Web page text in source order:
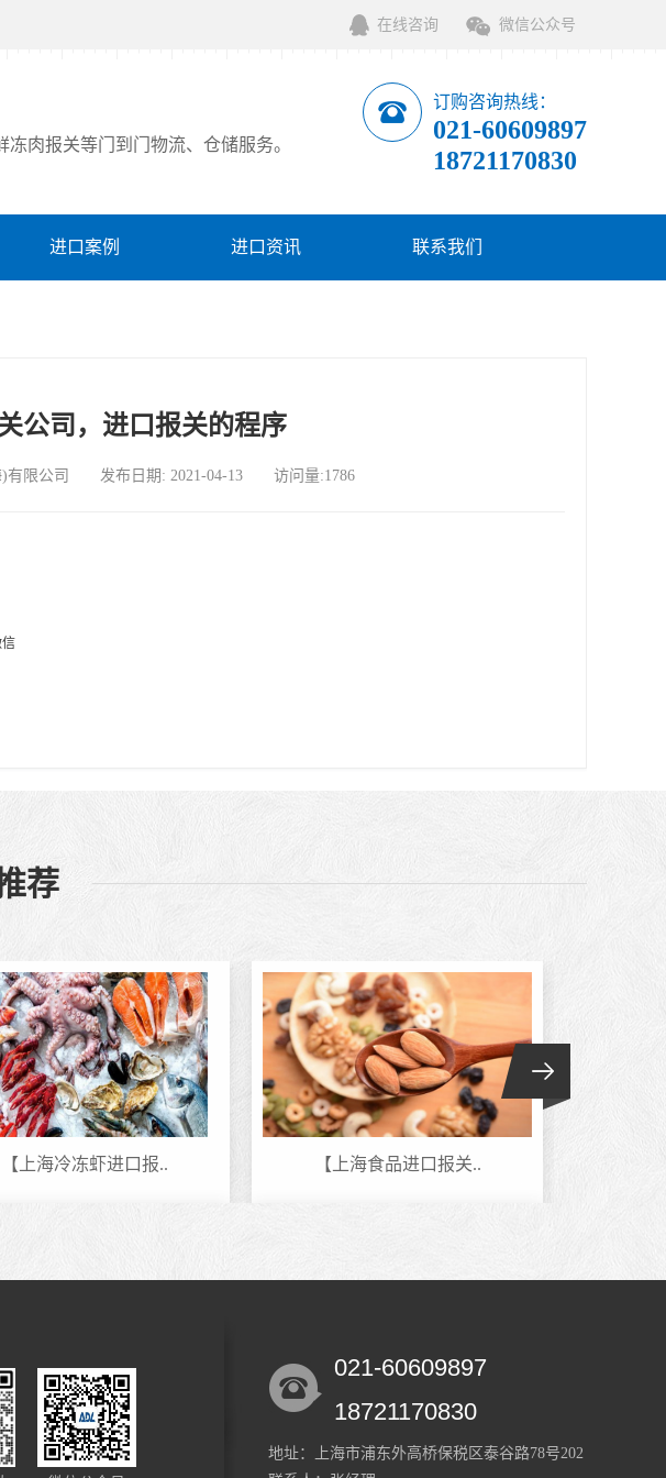
在线咨询 微信公众号
肉报关等门到门物流、仓储服务。
订购咨询热线：
021-60609897
18721170830
进口案例 进口资讯 联系我们
公司，进口报关的程序
)有限公司 发布日期: 2021-04-13 访问量:1786
荐
【上海冷冻虾进口报.. 【上海食品进口报关..
眼线笔进口报关代理.. 中国香港隔离防晒乳..
021-60609897
18721170830
地址：上海市浦东外高桥保税区泰谷路78号202